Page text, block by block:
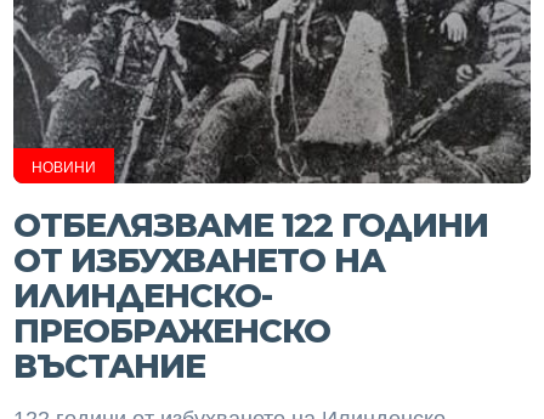
НОВИНИ
ОТБЕЛЯЗВАМЕ 122 ГОДИНИ
ОТ ИЗБУХВАНЕТО НА
ИЛИНДЕНСКО-
ПРЕОБРАЖЕНСКО
ВЪСТАНИЕ